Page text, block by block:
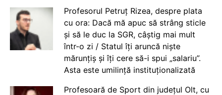
Profesorul Petruț Rizea, despre plata
cu ora: Dacă mă apuc să strâng sticle
și să le duc la SGR, câștig mai mult
într-o zi / Statul îți aruncă niște
mărunțiș și îți cere să-i spui „salariu”.
Asta este umilință instituționalizată
Profesoară de Sport din județul Olt, cu